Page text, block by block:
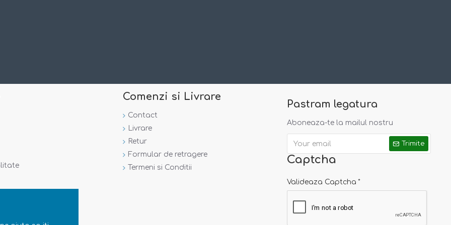
Comenzi si Livrare
Contact
Livrare
Retur
Formular de retragere
Termeni si Conditii
Pastram legatura
Aboneaza-te la mailul nostru
Trimite
Captcha
Valideaza Captcha